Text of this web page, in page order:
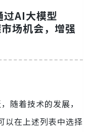
过AI大模型
场机会，增强
随着技术的发展，
以在上述列表中选择